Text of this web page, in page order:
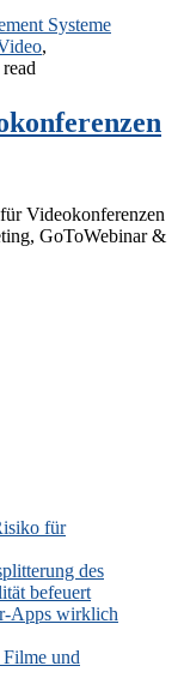
Systeme
,
Videokonferenzen
GoToWebinar &
für
des
befeuert
Apps wirklich
und